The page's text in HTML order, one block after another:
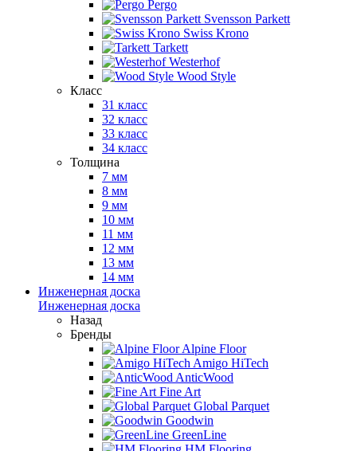
Pergo
Svensson Parkett
Swiss Krono
Tarkett
Westerhof
Wood Style
Класс
31 класс
32 класс
33 класс
34 класс
Толщина
7 мм
8 мм
9 мм
10 мм
11 мм
12 мм
13 мм
14 мм
Инженерная доска
Инженерная доска
Назад
Бренды
Alpine Floor
Amigo HiTech
AnticWood
Fine Art
Global Parquet
Goodwin
GreenLine